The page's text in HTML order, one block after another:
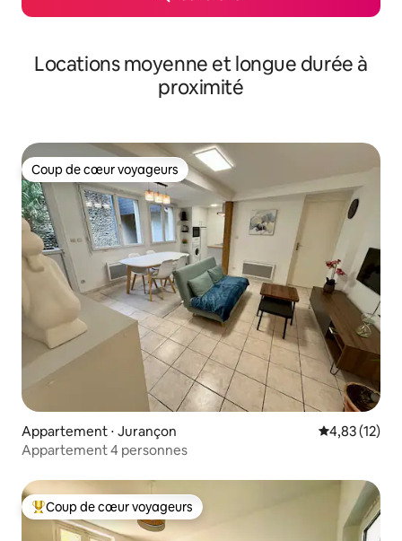
Locations moyenne et longue durée à
proximité
Coup de cœur voyageurs
Coup de cœur voyageurs
Appartement ⋅ Jurançon Évaluation
4,83 (12)
Appartement 4 personnes
Coups de cœur voyageurs les plus appréciés
Coup de cœur voyageurs